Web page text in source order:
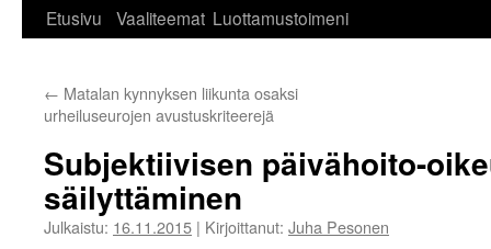
Etusivu Vaaliteemat Luottamustoimeni
← Matalan kynnyksen liikunta osaksi
urheiluseurojen avustuskriteerejä
Subjektiivisen päivähoito-
säilyttäminen
Julkaistu: 16.11.2015 | Kirjoittanut: Juha Pesonen